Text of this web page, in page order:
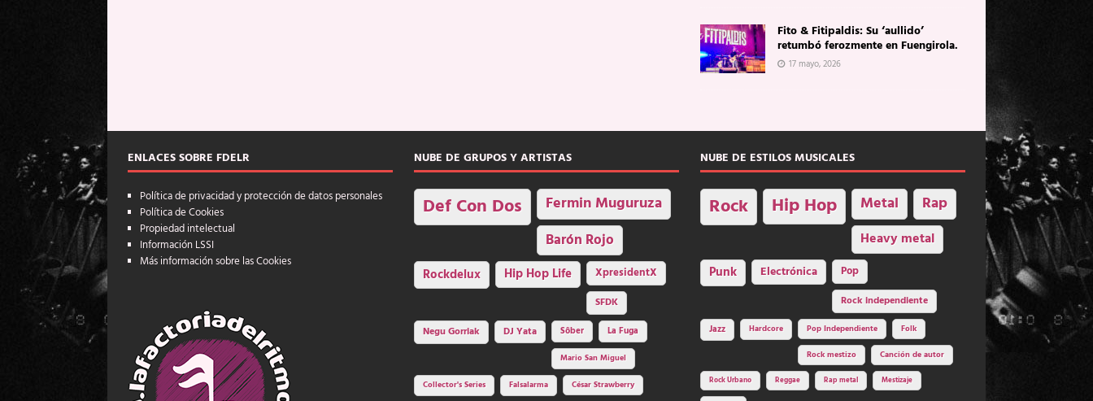
Fito & Fitipaldis: Su ‘aullido’
retumbó ferozmente en Fuengirola.
17 mayo, 2026
ENLACES SOBRE FDELR
Política de privacidad y protección de datos personales
Política de Cookies
Propiedad intelectual
Información LSSI
Más información sobre las Cookies
NUBE DE GRUPOS Y ARTISTAS
Def Con Dos Fermin Muguruza
Barón Rojo
Rockdelux Hip Hop Life
XpresidentX
SFDK
Negu Gorriak
DJ Yata Sôber
La Fuga
Mario San Miguel
Collector's Series
Falsalarma César Strawberry
NUBE DE ESTILOS MUSICALES
Rock Hip Hop Metal Rap
Heavy metal
Punk Electrónica
Pop
Rock independiente
Jazz Hardcore Pop Independiente Folk
Rock mestizo Canción de autor
Rock Urbano Reggae Rap metal Mestizaje